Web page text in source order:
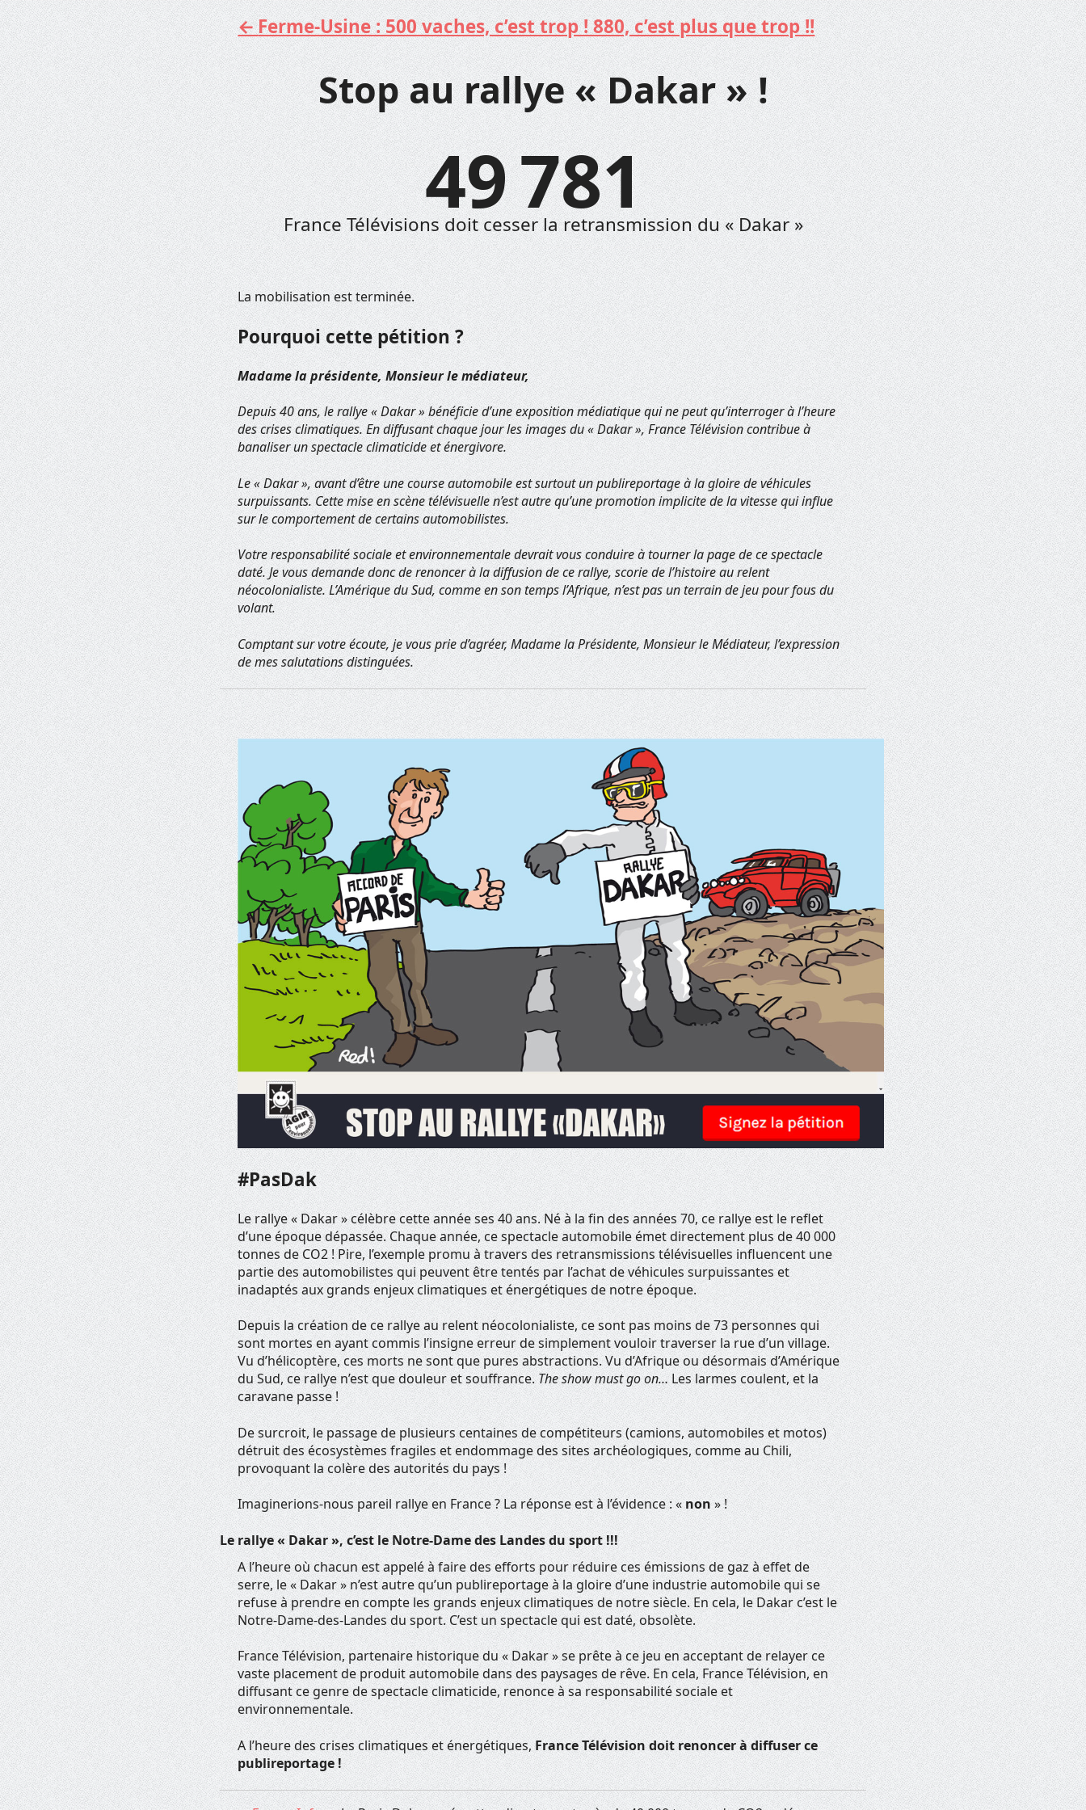
Aller
au
contenu
Ferme-Usine : 500 vaches, c’est trop ! 880, c’est plus que trop !!
Stop au rallye « Dakar » !
49 781
France Télévisions doit cesser la retransmission du « Dakar »
La mobilisation est terminée.
Pourquoi cette pétition ?
Madame la présidente, Monsieur le médiateur,
Depuis 40 ans, le rallye « Dakar » bénéficie d’une exposition médiatique qui ne peut qu’interroger à l’heure
des crises climatiques. En diffusant chaque jour les images du « Dakar », France Télévision contribue à
banaliser un spectacle climaticide et énergivore.
Le « Dakar », avant d’être une course automobile est surtout un publireportage à la gloire de véhicules
surpuissants. Cette mise en scène télévisuelle n’est autre qu’une promotion implicite de la vitesse qui influe
sur le comportement de certains automobilistes.
Votre responsabilité sociale et environnementale devrait vous conduire à tourner la page de ce spectacle
daté. Je vous demande donc de renoncer à la diffusion de ce rallye, scorie de l’histoire au relent
néocolonialiste. L’Amérique du Sud, comme en son temps l’Afrique, n’est pas un terrain de jeu pour fous du
volant.
Comptant sur votre écoute, je vous prie d’agréer, Madame la Présidente, Monsieur le Médiateur, l’expression
de mes salutations distinguées.
#PasDak
Le rallye « Dakar » célèbre cette année ses 40 ans. Né à la fin des années 70, ce rallye est le reflet
d’une époque dépassée. Chaque année, ce spectacle automobile émet directement plus de 40 000
tonnes de CO2 ! Pire, l’exemple promu à travers des retransmissions télévisuelles influencent une
partie des automobilistes qui peuvent être tentés par l’achat de véhicules surpuissantes et
inadaptés aux grands enjeux climatiques et énergétiques de notre époque.
Depuis la création de ce rallye au relent néocolonialiste, ce sont pas moins de 73 personnes qui
sont mortes en ayant commis l’insigne erreur de simplement vouloir traverser la rue d’un village.
Vu d’hélicoptère, ces morts ne sont que pures abstractions. Vu d’Afrique ou désormais d’Amérique
du Sud, ce rallye n’est que douleur et souffrance.The show must go on…Les larmes coulent, et la
caravane passe !
De surcroit, le passage de plusieurs centaines de compétiteurs (camions, automobiles et motos)
détruit des écosystèmes fragiles et endommage des sites archéologiques, comme au Chili,
provoquant la colère des autorités du pays !
Imaginerions-nous pareil rallye en France ? La réponse est à l’évidence : «non» !
Le rallye « Dakar », c’est le Notre-Dame des Landes du sport !!!
A l’heure où chacun est appelé à faire des efforts pour réduire ces émissions de gaz à effet de
serre, le « Dakar » n’est autre qu’un publireportage à la gloire d’une industrie automobile qui se
refuse à prendre en compte les grands enjeux climatiques de notre siècle. En cela, le Dakar c’est le
Notre-Dame-des-Landes du sport. C’est un spectacle qui est daté, obsolète.
France Télévision, partenaire historique du « Dakar » se prête à ce jeu en acceptant de relayer ce
vaste placement de produit automobile dans des paysages de rêve. En cela, France Télévision, en
diffusant ce genre de spectacle climaticide, renonce à sa responsabilité sociale et
environnementale.
A l’heure des crises climatiques et énergétiques,France Télévision doit renoncer à diffuser ce
publireportage !